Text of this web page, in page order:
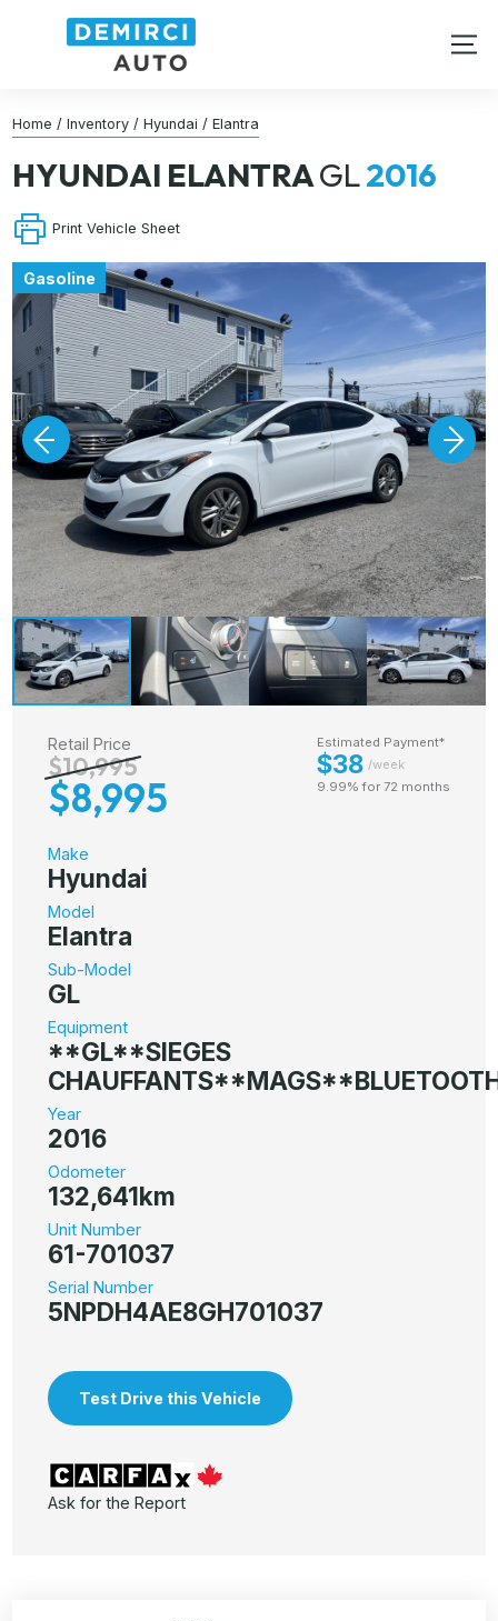
Home / Inventory / Hyundai / Elantra
HYUNDAI ELANTRAGL2016
Print Vehicle Sheet
Gasoline
Retail Price
$10,995
$8,995
Estimated Payment*
$38 /week
9.99% for 72 months
Make
Hyundai
Model
Elantra
Sub-Model
GL
Equipment
**GL**SIEGES
Year
2016
Odometer
132,641km
Unit Number
61-701037
Serial Number
5NPDH4AE8GH701037
Test Drive this Vehicle
Ask for the Report